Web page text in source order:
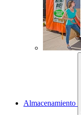
Almacenamiento